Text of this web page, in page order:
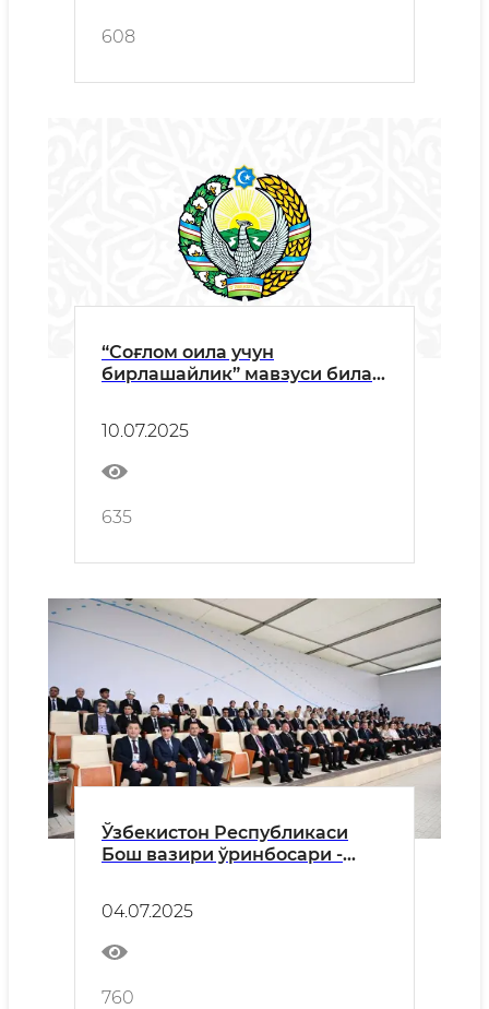
608
“Соғлом оила учун
бирлашайлик” мавзуси билан
спортга жалб этиш ишлари
ташкил этилмоқда.
10.07.2025
635
Ўзбекистон Республикаси
Бош вазири ўринбосари -
Махкамова Озарбайжонда –
маънавият, маданият ва
ғалабанинг тимсоли бўлган
парадда иштирок этмоқда.
04.07.2025
760